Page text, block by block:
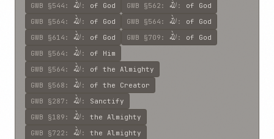
GWB §544 : الله : of God GWB §562 : الله : of God
GWB §564 : الله : of God GWB §564 : الله : of God
GWB §614 : الله : of God GWB §709 : الله : of God
GWB §564 : الله : of Him
GWB §564 : الله : of the Almighty
GWB §568 : الله : of the Creator
GWB §287 : الله : Sanctify
GWB §189 : الله : the Almighty
GWB §722 : الله : the Almighty